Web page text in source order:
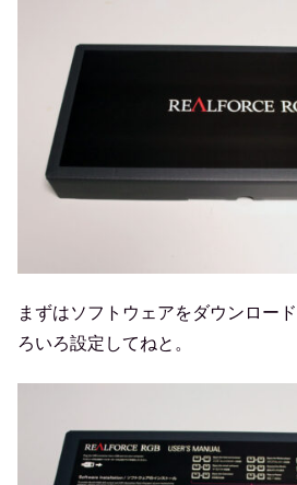
まずはソフトウェアをダウンロー
ろいろ設定してねと。